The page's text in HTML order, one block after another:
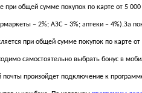
при общей сумме покупок по карте от 5
– 2%; АЗС – 3%; аптеки – 4%).За
при общей сумме покупок по карте
самостоятельно выбрать бонус в
почты произойдет подключение к